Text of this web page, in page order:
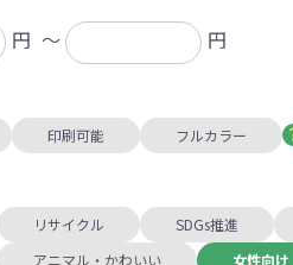
円 ～ 円
印刷可能 フルカラー
リサイクル SDGs推進
アニマル・かわいい 女性向け